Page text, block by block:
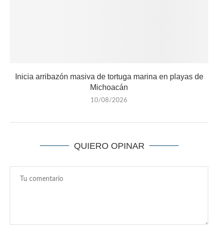
Inicia arribazón masiva de tortuga marina en playas de
Michoacán
10/08/2026
QUIERO OPINAR